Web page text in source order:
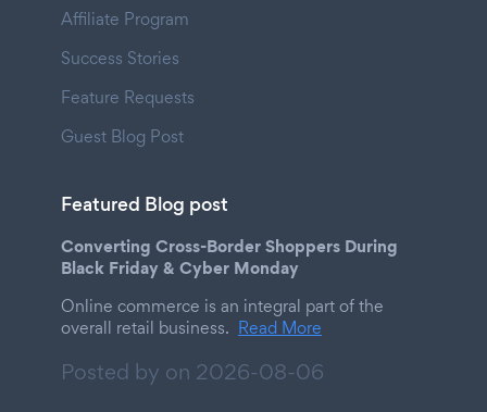
Affiliate Program
Success Stories
Feature Requests
Guest Blog Post
Featured Blog post
Converting Cross-Border Shoppers During
Black Friday & Cyber Monday
Online commerce is an integral part of the
overall retail business. Read More
Posted by on 2026-08-06